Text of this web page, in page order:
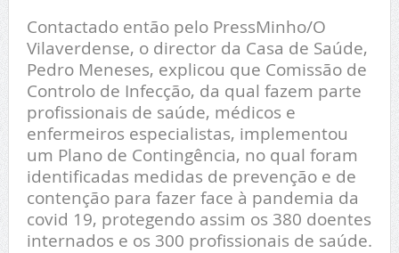
Contactado então pelo PressMinho/O
Vilaverdense, o director da Casa de Saúde,
Pedro Meneses, explicou que Comissão de
Controlo de Infecção, da qual fazem parte
profissionais de saúde, médicos e
enfermeiros especialistas, implementou
um Plano de Contingência, no qual foram
identificadas medidas de prevenção e de
contenção para fazer face à pandemia da
covid 19, protegendo assim os 380 doentes
internados e os 300 profissionais de saúde.